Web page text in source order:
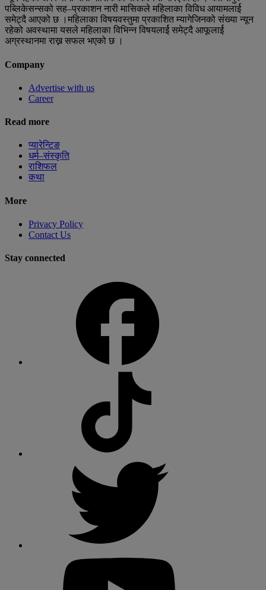
पब्लिकेसन्सको सह–प्रकाशन नारी मासिकले महिलाका विविध आयामलार्ई
समेट्दै आएको छ ।महिलाका विषयवस्तुमा प्रकाशित म्यागेजिनको संख्या न्यून
रहेको अवस्थामा यसले महिलाका विभिन्न विषयलार्ई समेट्दै आफूलार्ई
अग्रस्थानमा राख्न सफल भएको छ ।
Company
Advertise with us
Career
Read more
प्यारेन्टिङ
धर्म–संस्कृति
राशिफल
कथा
More
Privacy Policy
Contact Us
Stay connected